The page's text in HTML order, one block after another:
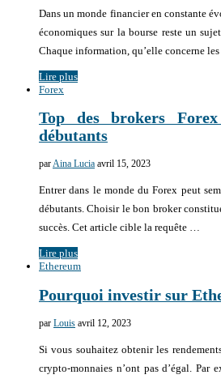
Dans un monde financier en constante
économiques sur la bourse reste un
Chaque information, qu’elle concerne
Lire plus
Forex
Top des brokers
débutants
parAina Lucia avril 15, 2023
Entrer dans le monde du Forex peut
débutants. Choisir le bon broker
succès. Cet article cible la requête …
Lire plus
Ethereum
Pourquoi investir sur
par Louis avril 12, 2023
Si vous souhaitez obtenir les
crypto-monnaies n’ont pas d’égal. Par